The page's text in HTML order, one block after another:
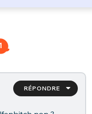
RÉPONDRE